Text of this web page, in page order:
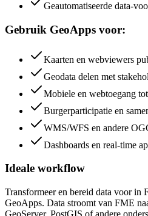
Geautomatiseerde data-
Gebruik GeoApps voor:
Kaarten en webviewers
Geodata delen met
Mobiele en webtoegang
Burgerparticipatie en
WMS/WFS en andere
Dashboards en real-time
Ideale workflow
Transformeer en bereid data voor in
GeoApps. Data stroomt van FME